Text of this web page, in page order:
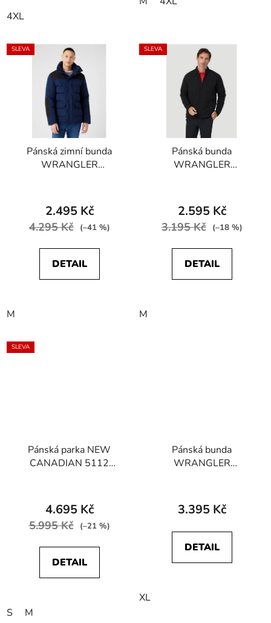
4XL
SLEVA
Pánská zimní bunda
WRANGLER
2.495 Kč
4.295 Kč (–41 %)
DETAIL
M
SLEVA
Pánská bunda
WRANGLER
Black
2.595 Kč
3.195 Kč (–18 %)
DETAIL
M
SLEVA
Pánská parka NEW
CANADIAN 5112
4.695 Kč
5.995 Kč (–21 %)
DETAIL
S M
Pánská bunda
WRANGLER
JACKET Charcoal
Heather
3.395 Kč
DETAIL
XL